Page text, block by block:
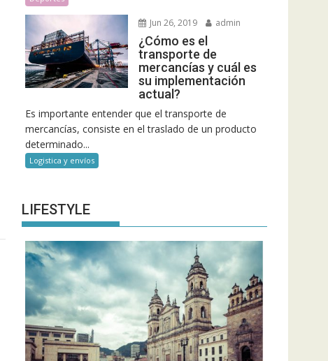
Jun 26, 2019 admin
¿Cómo es el
transporte de
mercancías y cuál es
su implementación
actual?
Es importante entender que el transporte de
mercancías, consiste en el traslado de un producto
determinado...
Logistica y envíos
LIFESTYLE